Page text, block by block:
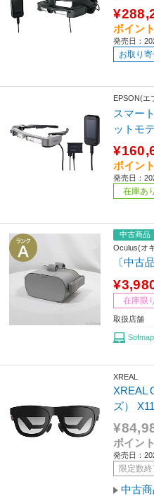
ポイン
発売日：
お取り
EPSON(エ
スマー
ットモ
ポイン
発売日：
在庫あり
中古商品
Oculus(オ
〔中古
在庫限り
取扱店舗
XREAL
XREAL
ズ）
ポイン
発売日：
限定数終
中古